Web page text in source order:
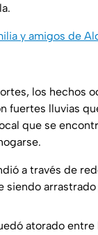
y amigos de
los hechos
fuertes lluvias
que se
a través de
siendo
atorado